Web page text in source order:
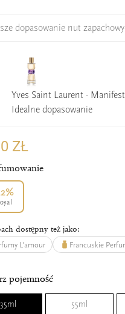
dopasowanie nut
Yves Saint Laurent -
Idealne dopasowanie
ZŁ
dostępny też jako:
L'amour Francuskie
pojemność
35ml 55ml